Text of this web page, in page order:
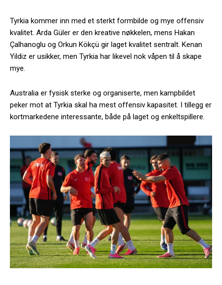
Tyrkia kommer inn med et sterkt formbilde og mye offensiv
kvalitet. Arda Güler er den kreative nøkkelen, mens Hakan
Çalhanoglu og Orkun Kökçü gir laget kvalitet sentralt. Kenan
Yildiz er usikker, men Tyrkia har likevel nok våpen til å skape
mye.
Australia er fysisk sterke og organiserte, men kampbildet
peker mot at Tyrkia skal ha mest offensiv kapasitet. I tillegg er
kortmarkedene interessante, både på laget og enkeltspillere.